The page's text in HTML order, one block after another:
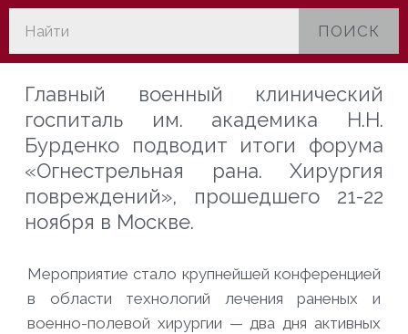
ПОИСК
Главный военный клинический
госпиталь им. академика Н.Н.
Бурденко подводит итоги форума
«Огнестрельная рана. Хирургия
повреждений», прошедшего 21-22
ноября в Москве.
Мероприятие стало крупнейшей конференцией
в области технологий лечения раненых и
военно-полевой хирургии — два дня активных